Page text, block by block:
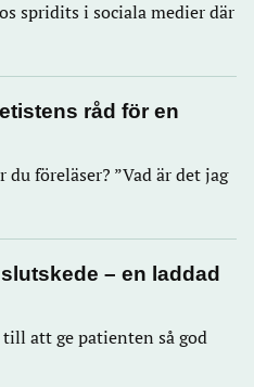
spridits i sociala medier där
råd för en
föreläser? ”Vad är det jag
– en laddad
att ge patienten så god